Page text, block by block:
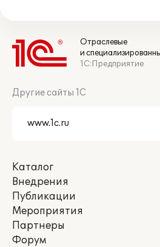
Отраслевые
и
1С:Предприятие
Другие сайты 1С
Каталог
Внедрения
Публикации
Мероприятия
Партнеры
Форум